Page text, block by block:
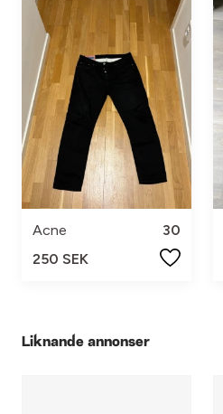
Acne
30
250 SEK
Liknande annonser